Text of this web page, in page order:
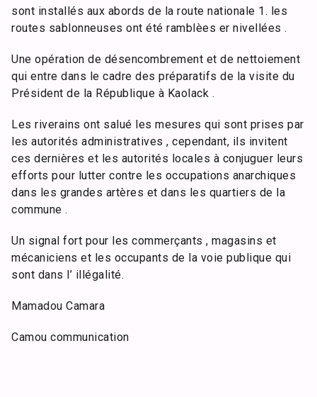
sont installés aux abords de la route nationale 1. les
routes sablonneuses ont été ramblèes er nivellées .
Une opération de désencombrement et de nettoiement
qui entre dans le cadre des préparatifs de la visite du
Président de la République à Kaolack .
Les riverains ont salué les mesures qui sont prises par
les autorités administratives , cependant, ils invitent
ces dernières et les autorités locales à conjuguer leurs
efforts pour lutter contre les occupations anarchiques
dans les grandes artères et dans les quartiers de la
commune .
Un signal fort pour les commerçants , magasins et
mécaniciens et les occupants de la voie publique qui
sont dans l’ illégalité.
Mamadou Camara
Camou communication